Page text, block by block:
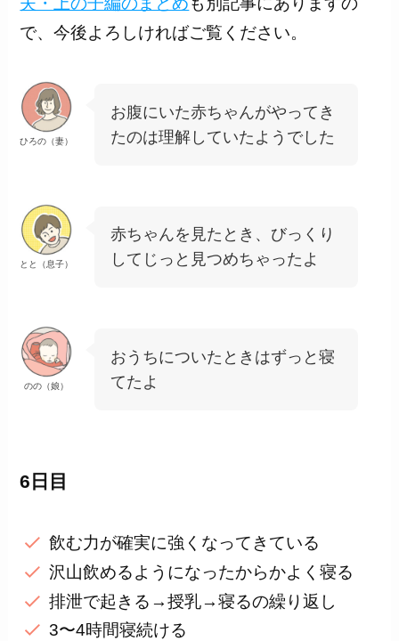
で、今後よろしければご覧ください。
ひろの（妻）
お腹にいた赤ちゃんがやってき
たのは理解していたようでした
とと（息子）
赤ちゃんを見たとき、びっくり
してじっと見つめちゃったよ
のの（娘）
おうちについたときはずっと寝
てたよ
6日目
飲む力が確実に強くなってきている
沢山飲めるようになったからかよく寝る
排泄で起きる→授乳→寝るの繰り返し
3〜4時間寝続ける